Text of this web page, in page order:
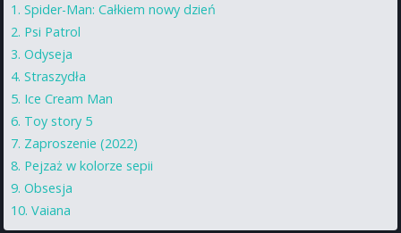
Spider-Man: Całkiem nowy dzień
Psi Patrol
Odyseja
Straszydła
Ice Cream Man
Toy story 5
Zaproszenie (2022)
Pejzaż w kolorze sepii
Obsesja
Vaiana